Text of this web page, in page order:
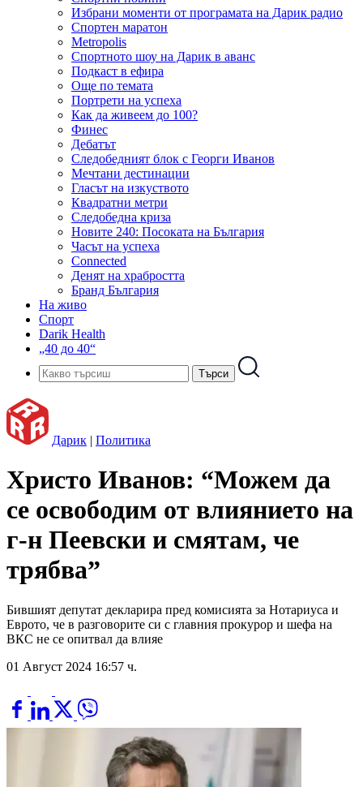
Избрани моменти от програмата на Дарик радио
Спортен маратон
Metropolis
Спортното шоу на Дарик в аванс
Подкаст в ефира
Още по темата
Портрети на успеха
Как да живеем до 100?
Финес
Дебатът
Следобедният блок с Георги Иванов
Мечтани дестинации
Гласът на изкуството
Квадратни метри
Следобедна криза
Новите 240: Посоката на България
Часът на успеха
Connected
Денят на храбростта
Бранд България
На живо
Спорт
Darik Health
„40 до 40“
Дарик | Политика
Христо Иванов: “Можем да
се освободим от влиянието на
г-н Пеевски и смятам, че
трябва”
Бившият депутат декларира пред комисията за Нотариуса и
Еврото, че в разговорите си с главния прокурор и шефа на
ВКС не се опитвал да влияе
01 Август 2024 16:57 ч.